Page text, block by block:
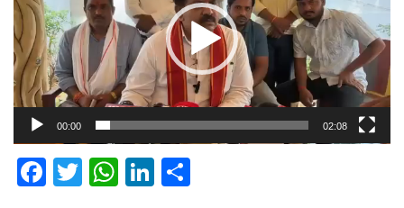
00:00 02:08
Facebook
Twitter
WhatsApp
LinkedIn